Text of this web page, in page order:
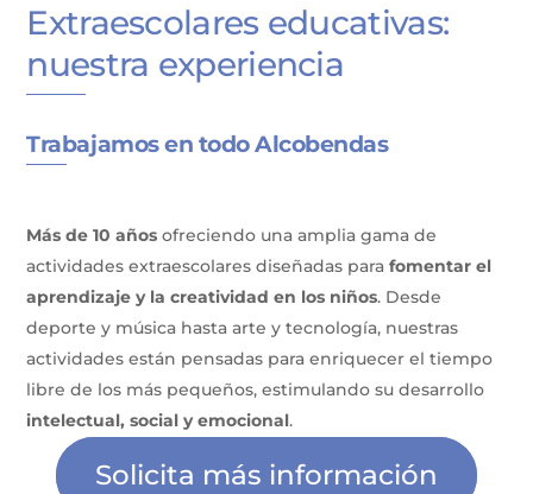
Extraescolares educativas:
nuestra experiencia
Trabajamos en todo Alcobendas
Más de 10 años ofreciendo una amplia gama de
actividades extraescolares diseñadas para fomentar el
aprendizaje y la creatividad en los niños. Desde
deporte y música hasta arte y tecnología, nuestras
actividades están pensadas para enriquecer el tiempo
libre de los más pequeños, estimulando su desarrollo
intelectual, social y emocional.
Solicita más información